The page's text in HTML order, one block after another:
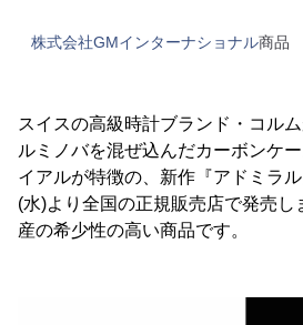
株式会社GMインターナショナル商品
スイスの高級時計ブランド・コル
ルミノバを混ぜ込んだカーボンケ
イアルが特徴の、新作『アドミラ
(水)より全国の正規販売店で発売し
産の希少性の高い商品です。